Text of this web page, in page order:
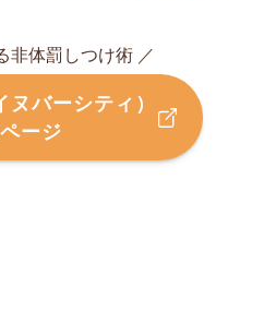
非体罰しつけ術 ／
バーシティ）
ージ